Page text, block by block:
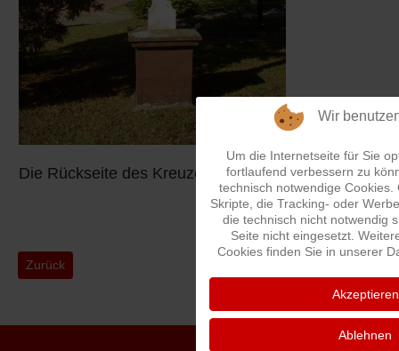
Die Rückseite des Kreuzes
Vorheriger Beitrag: Friedhof Fröschen - SPD Erweiterung
Zurück
Wir
Um die Internetseite für Sie
fortlaufend verbessern zu
technisch notwendige Cookies.
Skripte, die Tracking- oder
die technisch nicht notwendig
Seite nicht eingesetzt.
Cookies finden Sie in unserer
Akzeptieren
Ablehnen